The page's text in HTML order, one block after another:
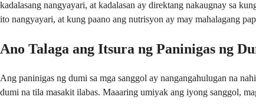
kadalasang nangyayari, at kadalasan ay direktang nakaugnay sa
ito nangyayari, at kung paano ang nutrisyon ay may mahalagang
Ano Talaga ang Itsura ng Paninigas ng
Ang paninigas ng dumi sa mga sanggol ay nangangahulugan na
dumi na tila masakit ilabas. Maaaring umiyak ang iyong sanggol,